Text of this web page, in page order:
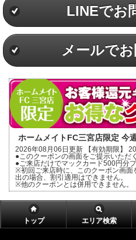
LINEでお
メールで
ホームメイトFC三宮店限定 今
2026年08月06日更新 【有効期限】
●このクーポンの画面をご提示いただ
●ご来店だけでマックカード500円分
※初回ご来店時に、このクーポン画面
出の場合、割引適用はできません。
※他のクーポンとは併用できません。
トップ エリア検索